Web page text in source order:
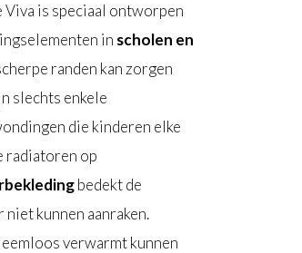
is speciaal ontworpen
in scholen en
randen kan zorgen
slechts enkele
die kinderen elke
radiatoren op
bedekt de
kunnen aanraken.
verwarmt kunnen